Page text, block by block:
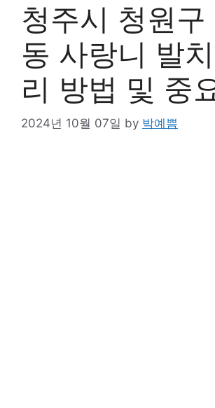
청주시 청원구
동 사랑니 발
리 방법 및 중
2024년 10월 07일 by 박예쁨